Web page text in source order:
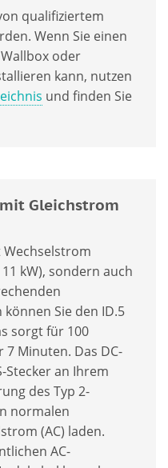
qualifiziertem
Wenn Sie einen
oder
kann, nutzen
und finden Sie
Gleichstrom
kW), sondern auch
Sie den ID.5
sorgt für 100
Minuten. Das DC-
Stecker an Ihrem
des Typ 2-
normalen
(AC) laden.
AC-